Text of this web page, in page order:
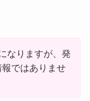
なりますが、発
ではありませ